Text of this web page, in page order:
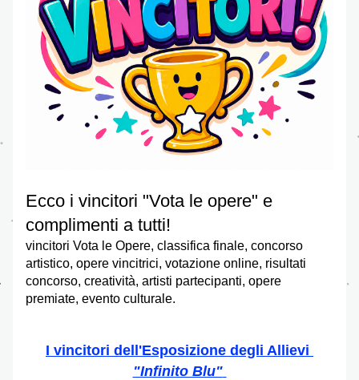
Ecco i vincitori "Vota le opere" e
complimenti a tutti!
vincitori Vota le Opere, classifica finale, concorso
artistico, opere vincitrici, votazione online, risultati
concorso, creatività, artisti partecipanti, opere
premiate, evento culturale.
"Infinito Blu"